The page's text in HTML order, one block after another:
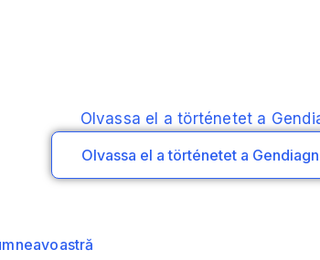
Olvassa el a történetet a
Olvassa el a történetet a